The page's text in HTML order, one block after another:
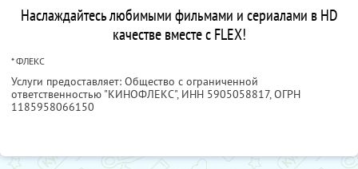
Наслаждайтесь любимыми фильмами и сериалами в HD
качестве вместе с FLEX!
* ФЛЕКС
Услуги предоставляет: Общество с ограниченной
ответственностью "КИНОФЛЕКС", ИНН 5905058817, ОГРН
1185958066150